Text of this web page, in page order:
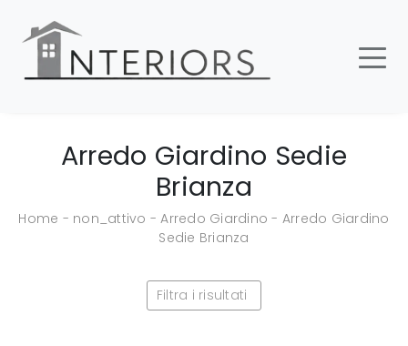
Arredo Giardino Sedie
Brianza
Home - non_attivo -Arredo Giardino - Arredo Giardino
Sedie Brianza
Filtra i risultati